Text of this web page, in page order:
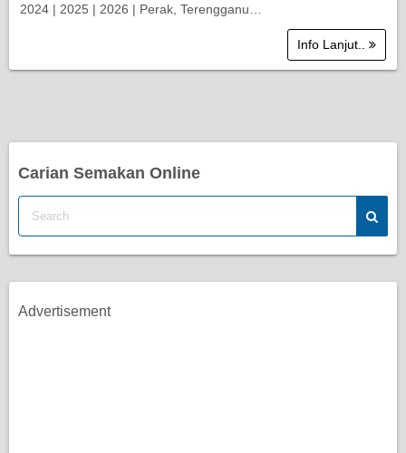
2024 | 2025 | 2026 | Perak, Terengganu…
Info Lanjut..
Carian Semakan Online
Advertisement